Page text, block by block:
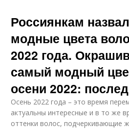
Россиянкам
модные цвета
2022 года.
самый модный
осени 2022:
Осень 2022 года – это время
актуальны интересные и в то же
оттенки волос, подчеркивающие